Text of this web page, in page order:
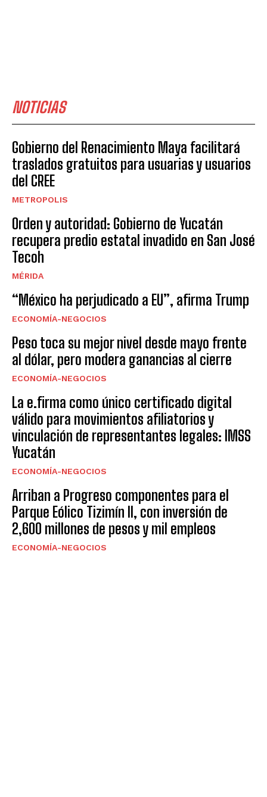
NOTICIAS
Gobierno del Renacimiento Maya facilitará
traslados gratuitos para usuarias y usuarios
del CREE
METROPOLIS
Orden y autoridad: Gobierno de Yucatán
recupera predio estatal invadido en San José
Tecoh
MÉRIDA
“México ha perjudicado a EU”, afirma Trump
ECONOMÍA-NEGOCIOS
Peso toca su mejor nivel desde mayo frente
al dólar, pero modera ganancias al cierre
ECONOMÍA-NEGOCIOS
La e.firma como único certificado digital
válido para movimientos afiliatorios y
vinculación de representantes legales: IMSS
Yucatán
ECONOMÍA-NEGOCIOS
Arriban a Progreso componentes para el
Parque Eólico Tizimín II, con inversión de
2,600 millones de pesos y mil empleos
ECONOMÍA-NEGOCIOS